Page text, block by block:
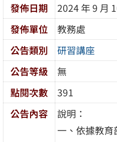
發佈日期
2024 年 9 月
發佈單位
教務處
公告類別
研習講座
公告等級
無
點閱次數
391
公告內容
說明：
一、依據教